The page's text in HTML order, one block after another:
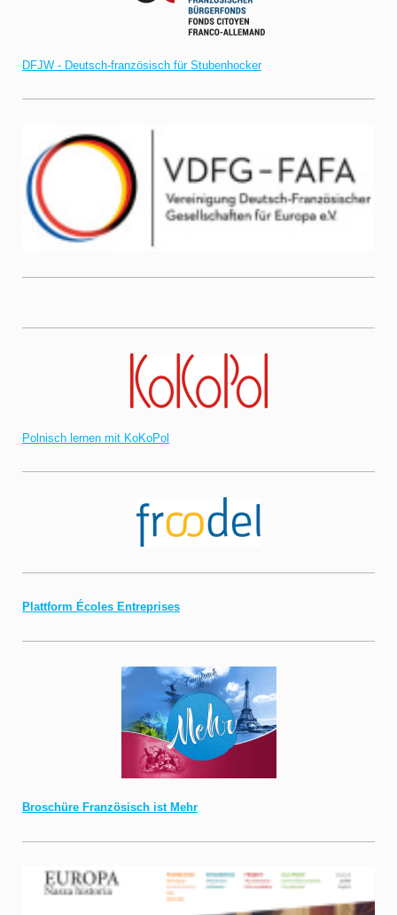
DFJW - Deutsch-französisch für Stubenhocker
Polnisch lernen mit KoKoPol
Plattform Écoles Entreprises
Broschüre Französisch ist Mehr